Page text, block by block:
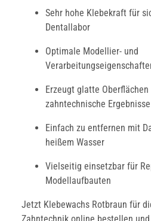
Sehr hohe Klebekraft für
Dentallabor
Optimale Modellier- und
Erzeugt glatte
zahntechnische Ergebnisse
Einfach zu entfernen mit
heißem Wasser
Vielseitig einsetzbar für
Modellaufbauten
Jetzt Klebewachs Rotbraun für